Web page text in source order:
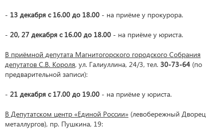
- 13 декабря с 16.00 до 18.00 - на приёме у прокурора.
- 20, 27 декабря с 16.00 до 18.00 - на приёме у юриста.
В приёмной депутата Магнитогорского городского Собрания
депутатов С.В. Короля, ул. Галиуллина, 24/3, тел. 30-73-64 (по
предварительной записи):
- 21 декабря с 17.00 до 19.00 - на приёме у юриста.
В Депутатском центр «Единой России» (левобережный Дворец
металлургов), пр. Пушкина, 19: